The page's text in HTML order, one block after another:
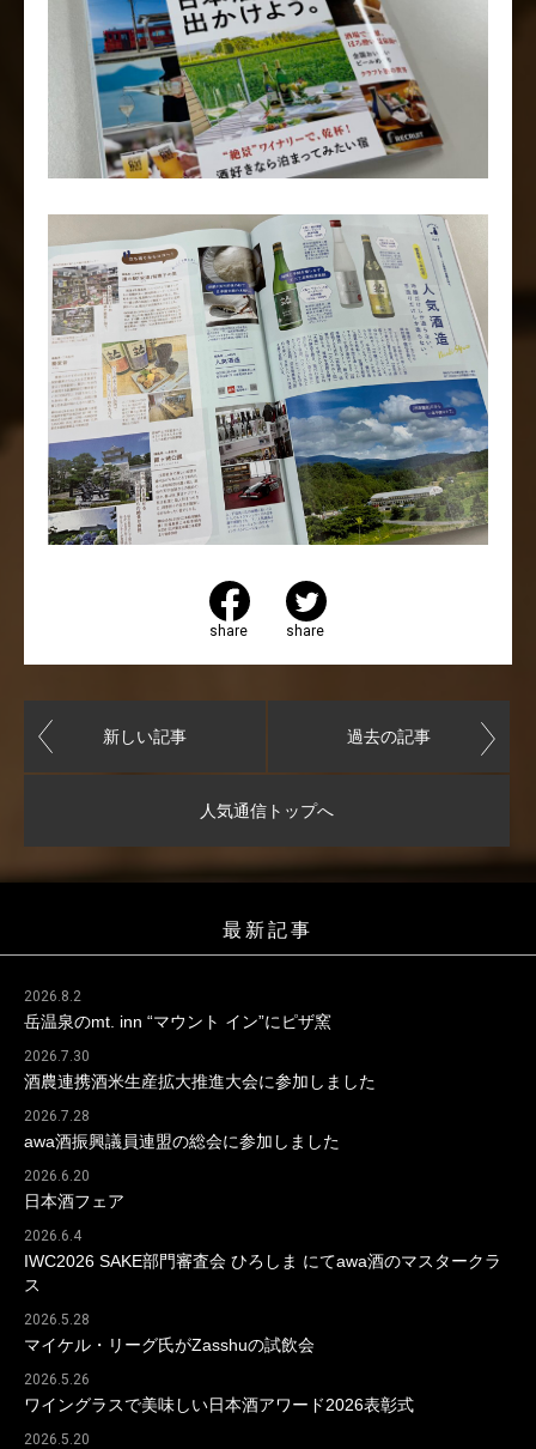
share share
新しい記事
人気通信トップへ
過去の記事
最新記事
2026.8.2
岳温泉のmt. inn “マウント イン”にピザ窯
2026.7.30
酒農連携酒米生産拡大推進大会に参加しました
2026.7.28
awa酒振興議員連盟の総会に参加しました
2026.6.20
日本酒フェア
2026.6.4
IWC2026 SAKE部門審査会 ひろしま にてawa酒のマスタークラ
ス
2026.5.28
マイケル・リーグ氏がZasshuの試飲会
2026.5.26
ワイングラスで美味しい日本酒アワード2026表彰式
2026.5.20